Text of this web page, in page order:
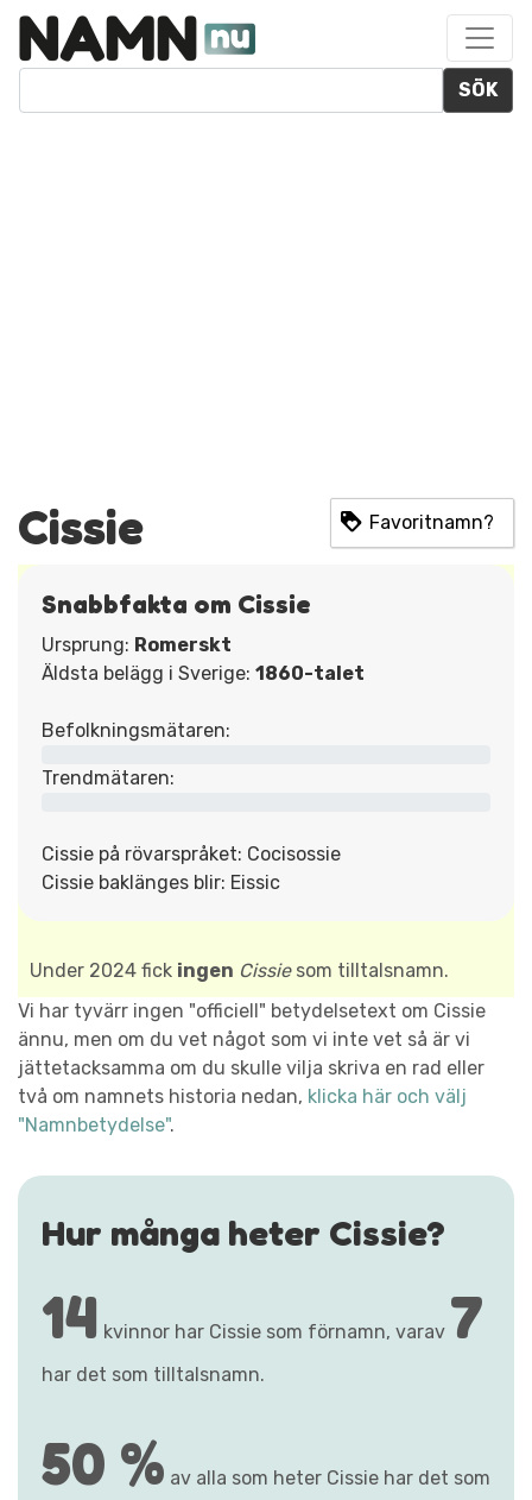
SÖK
Cissie Favoritnamn?
Snabbfakta om Cissie
Ursprung: Romerskt
Äldsta belägg i Sverige: 1860-talet
Befolkningsmätaren:
Trendmätaren:
Cissie på rövarspråket: Cocisossie
Cissie baklänges blir: Eissic
Under 2024 fick ingen Cissiesom tilltalsnamn.
Vi har tyvärr ingen "officiell" betydelsetext om Cissie
ännu, men om du vet något som vi inte vet så är vi
jättetacksamma om du skulle vilja skriva en rad eller
två om namnets historia nedan, klicka här och välj
"Namnbetydelse".
Hur många heter Cissie?
14 kvinnor har Cissie som förnamn, varav 7
har det som tilltalsnamn.
50 % av alla som heter Cissie har det som